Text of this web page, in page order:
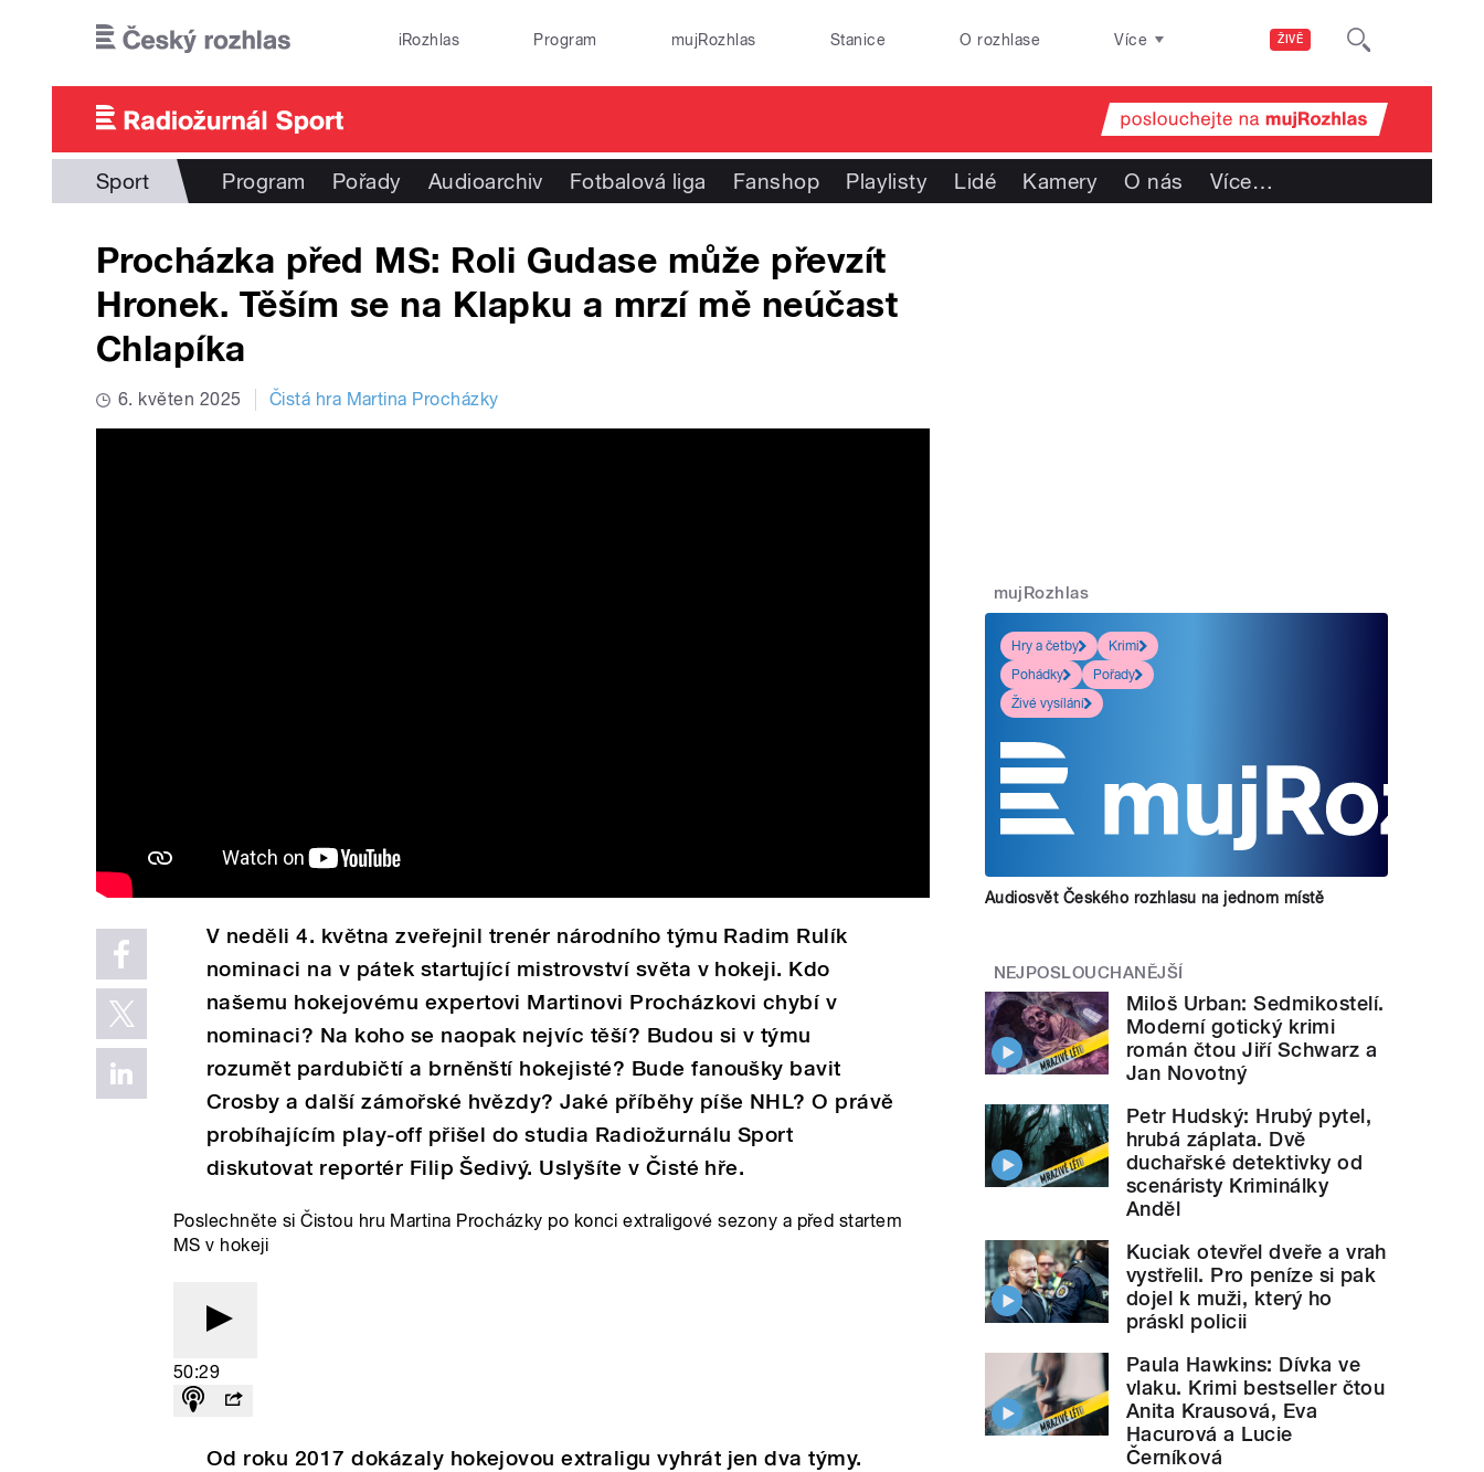
ŽIVĚ
iRozhlas Program mujRozhlas Stanice O rozhlase Více
Sport Program Pořady Audioarchiv Fotbalová liga Fanshop Playlisty Lidé Kamery O nás Více…
Procházka před MS: Roli Gudase může převzít
Hronek. Těším se na Klapku a mrzí mě neúčast
Chlapíka
6. květen 2025 Čistá hra Martina Procházky
V neděli 4. května zveřejnil trenér národního týmu Radim Rulík
nominaci na v pátek startující mistrovství světa v hokeji. Kdo
našemu hokejovému expertovi Martinovi Procházkovi chybí v
nominaci? Na koho se naopak nejvíc těší? Budou si v týmu
rozumět pardubičtí a brněnští hokejisté? Bude fanoušky bavit
Crosby a další zámořské hvězdy? Jaké příběhy píše NHL? O právě
probíhajícím play-off přišel do studia Radiožurnálu Sport
diskutovat reportér Filip Šedivý. Uslyšíte v Čisté hře.
Poslechněte si Čistou hru Martina Procházky po konci extraligové sezony a před startem
MS v hokeji
50:29
Od roku 2017 dokázaly hokejovou extraligu vyhrát jen dva týmy.
mujRozhlas
Hry a četby
Krimi
Pohádky
Pořady
Živé vysílání
Audiosvět Českého rozhlasu na jednom místě
NEJPOSLOUCHANĚJŠÍ
Miloš Urban: Sedmikostelí.
Moderní gotický krimi
román čtou Jiří Schwarz a
Jan Novotný
Petr Hudský: Hrubý pytel,
hrubá záplata. Dvě
duchařské detektivky od
scenáristy Kriminálky
Anděl
Kuciak otevřel dveře a vrah
vystřelil. Pro peníze si pak
dojel k muži, který ho
práskl policii
Paula Hawkins: Dívka ve
vlaku. Krimi bestseller čtou
Anita Krausová, Eva
Hacurová a Lucie
Černíková